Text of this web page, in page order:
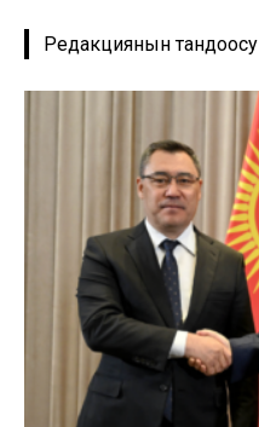
Редакциянын тандоосу